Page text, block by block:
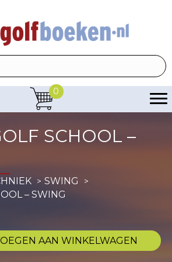
0
SCHOOL –
SWING
– SWING
AAN WINKELWAGEN